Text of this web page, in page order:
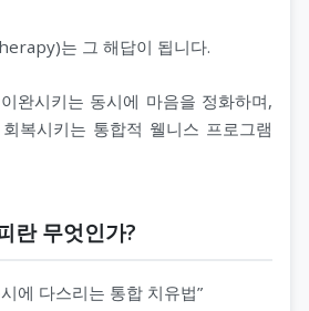
는 그 해답이 됩니다.
완시키는 동시에 마음을 정화하며,
복시키는 통합적 웰니스 프로그램
란 무엇인가?
에 다스리는 통합 치유법”